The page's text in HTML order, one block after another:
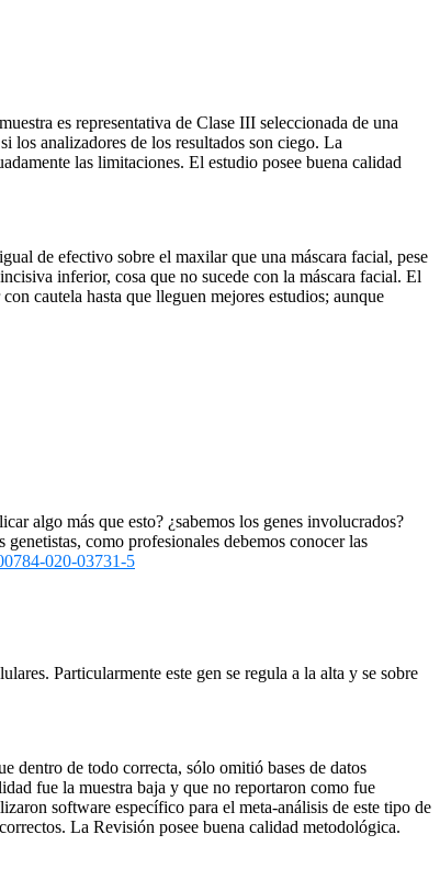
es representativa de Clase III seleccionada de una
los analizadores de los resultados son ciego. La
las limitaciones. El estudio posee buena calidad
de efectivo sobre el maxilar que una máscara facial, pese
inferior, cosa que no sucede con la máscara facial. El
cautela hasta que lleguen mejores estudios; aunque
algo más que esto? ¿sabemos los genes involucrados?
como profesionales debemos conocer las
020-03731-5
Particularmente este gen se regula a la alta y se sobre
dentro de todo correcta, sólo omitió bases de datos
fue la muestra baja y que no reportaron como fue
software específico para el meta-análisis de este tipo de
La Revisión posee buena calidad metodológica.